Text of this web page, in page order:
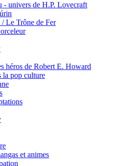
- univers de H.P. Lovecraft
Le Trône de Fer
héros de Robert E. Howard
la pop culture
et animes